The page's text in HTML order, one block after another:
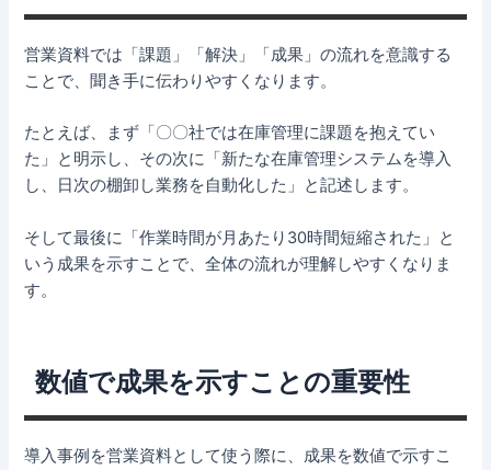
営業資料では「課題」「解決」「成果」の流れを意識する
ことで、聞き手に伝わりやすくなります。
たとえば、まず「〇〇社では在庫管理に課題を抱えてい
た」と明示し、その次に「新たな在庫管理システムを導入
し、日次の棚卸し業務を自動化した」と記述します。
そして最後に「作業時間が月あたり30時間短縮された」と
いう成果を示すことで、全体の流れが理解しやすくなりま
す。
数値で成果を示すことの重要性
導入事例を営業資料として使う際に、成果を数値で示すこ